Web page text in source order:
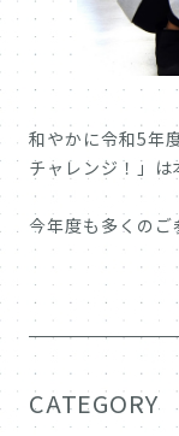
和やかに令和5年
チャレンジ！」
今年度も多くの
CATEGORY